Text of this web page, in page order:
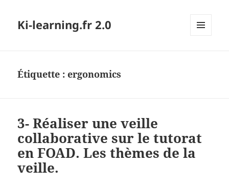
Ki-learning.fr 2.0
Étiquette :ergonomics
3- Réaliser une veille
collaborative sur le tutorat
en FOAD. Les thèmes de la
veille.